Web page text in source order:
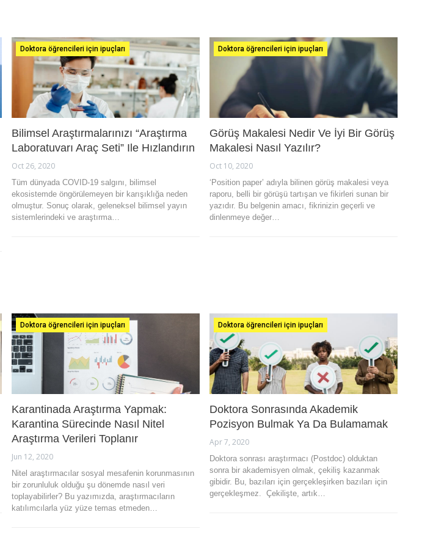
Doktora öğrencileri için ipuçları
Bilimsel Araştırmalarınızı “Araştırma
Laboratuvarı Araç Seti” Ile Hızlandırın
Oct 26, 2020
Tüm dünyada COVID-19 salgını, bilimsel
ekosistemde öngörülemeyen bir karışıklığa neden
olmuştur. Sonuç olarak, geleneksel bilimsel yayın
sistemlerindeki ve araştırma…
Doktora öğrencileri için ipuçları
Görüş Makalesi Nedir Ve İyi Bir Görüş
Makalesi Nasıl Yazılır?
Oct 10, 2020
‘Position paper’ adıyla bilinen görüş makalesi veya
raporu, belli bir görüşü tartışan ve fikirleri sunan bir
yazıdır. Bu belgenin amacı, fikrinizin geçerli ve
dinlenmeye değer…
Doktora öğrencileri için ipuçları
Karantinada Araştırma Yapmak:
Karantina Sürecinde Nasıl Nitel
Araştırma Verileri Toplanır
Jun 12, 2020
Nitel araştırmacılar sosyal mesafenin korunmasının
bir zorunluluk olduğu şu dönemde nasıl veri
toplayabilirler? Bu yazımızda, araştırmacıların
katılımcılarla yüz yüze temas etmeden…
Doktora öğrencileri için ipuçları
Doktora Sonrasında Akademik
Pozisyon Bulmak Ya Da Bulamamak
Apr 7, 2020
Doktora sonrası araştırmacı (Postdoc) olduktan
sonra bir akademisyen olmak, çekiliş kazanmak
gibidir. Bu, bazıları için gerçekleşirken bazıları için
gerçekleşmez. Çekilişte, artık…